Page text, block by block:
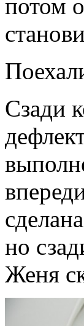
потом
Сзади
но
Женя